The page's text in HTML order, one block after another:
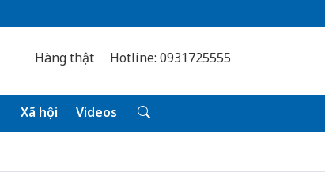
Hàng thật Hotline: 0931725555
Xã hội Videos